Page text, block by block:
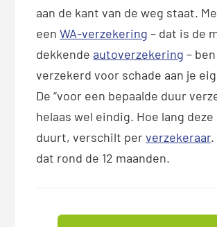
aan de kant van de weg staat.
eenWA-verzekering – dat is de
dekkendeautoverzekering –
verzekerd voor schade aan je
De “voor een bepaalde duur
helaas wel eindig. Hoe lang
duurt, verschilt perverzekeraar.
dat rond de 12 maanden.